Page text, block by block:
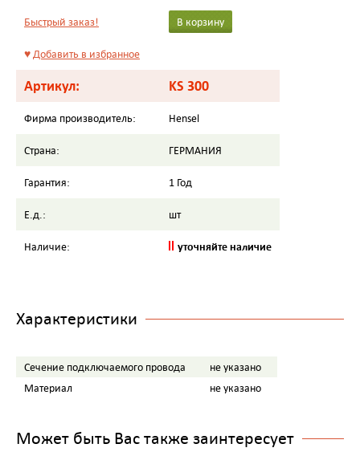
Быстрый заказ! В корзину
♥Добавить в избранное
Артикул: KS 300
Фирма производитель: Hensel
Страна: ГЕРМАНИЯ
Гарантия: 1 Год
Е.д.: шт
Наличие: уточняйте наличие
Характеристики
Сечение подключаемого провода
не указано
Материал
не указано
Может быть Вас также заинтересует